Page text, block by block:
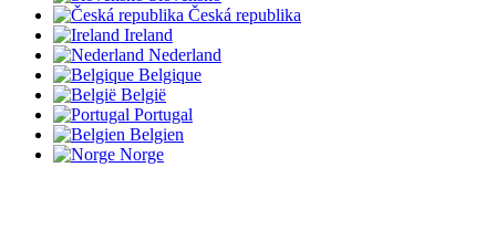
Česká republika
Ireland
Nederland
Belgique
België
Portugal
Belgien
Norge